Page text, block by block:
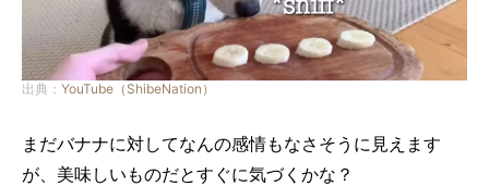
出典： YouTube（ShibeNation）
まだバナナに対してなんの感情もなさそうに見えます
が、美味しいものだとすぐに気づくかな？